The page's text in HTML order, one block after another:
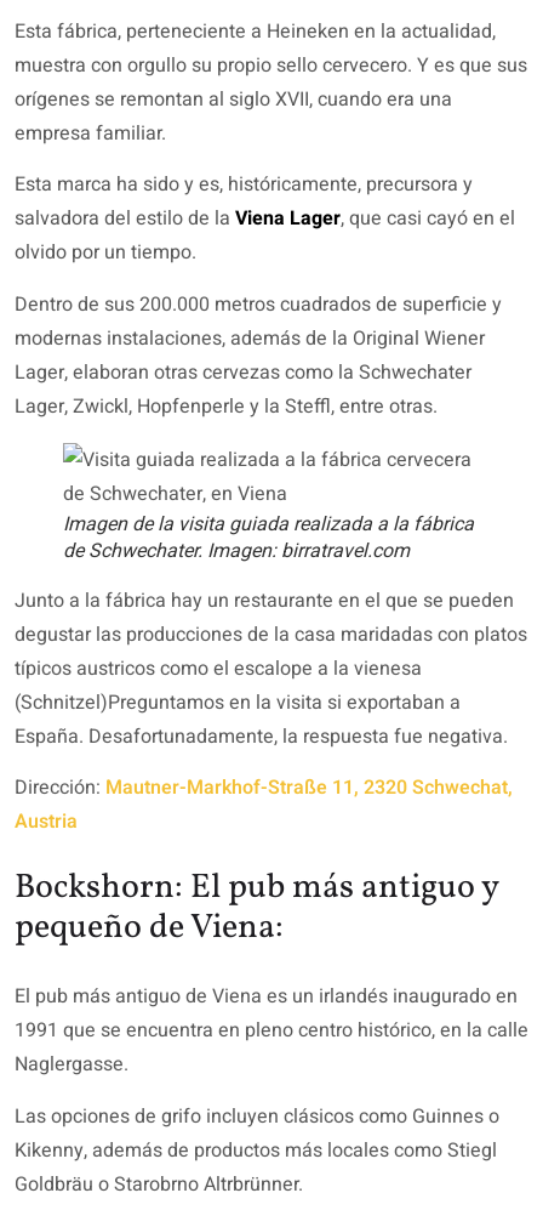
Esta fábrica, perteneciente a Heineken en la actualidad,
muestra con orgullo su propio sello cervecero. Y es que sus
orígenes se remontan al siglo XVII, cuando era una
empresa familiar.
Esta marca ha sido y es, históricamente, precursora y
salvadora del estilo de la Viena Lager, que casi cayó en el
olvido por un tiempo.
Dentro de sus 200.000 metros cuadrados de superficie y
modernas instalaciones, además de la Original Wiener
Lager, elaboran otras cervezas como la Schwechater
Lager, Zwickl, Hopfenperle y la Steffl, entre otras.
Imagen de la visita guiada realizada a la fábrica
de Schwechater. Imagen: birratravel.com
Junto a la fábrica hay un restaurante en el que se pueden
degustar las producciones de la casa maridadas con platos
típicos austricos como el escalope a la vienesa
(Schnitzel)Preguntamos en la visita si exportaban a
España. Desafortunadamente, la respuesta fue negativa.
Dirección: Mautner-Markhof-Straße 11, 2320 Schwechat,
Austria
Bockshorn: El pub más antiguo y
pequeño de Viena:
El pub más antiguo de Viena es un irlandés inaugurado en
1991 que se encuentra en pleno centro histórico, en la calle
Naglergasse.
Las opciones de grifo incluyen clásicos como Guinnes o
Kikenny, además de productos más locales como Stiegl
Goldbräu o Starobrno Altrbrünner.